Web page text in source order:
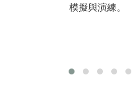
模擬與演練。